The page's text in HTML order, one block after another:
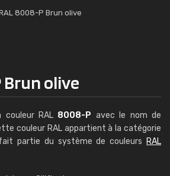
8008-P Brun olive
Brun olive
RAL 8008-P avec le nom de
couleur RAL appartient à la catégorie
partie du système de couleurs RAL